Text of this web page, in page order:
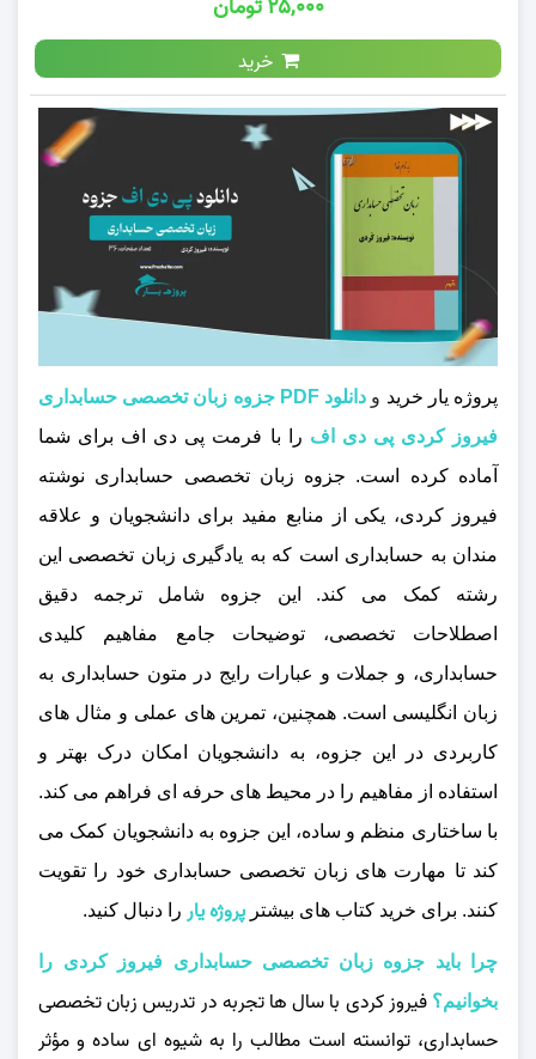
۲۵,۰۰۰ تومان
خرید
پروژه یار خرید و
دانلود PDF جزوه زبان تخصصی حسابداری
فیروز کردی پی دی اف را با فرمت پی دی اف برای شما
آماده کرده است. جزوه زبان تخصصی حسابداری نوشته
فیروز کردی، یکی از منابع مفید برای دانشجویان و علاقه‌
مندان به حسابداری است که به یادگیری زبان تخصصی این
رشته کمک می‌ کند. این جزوه شامل ترجمه دقیق
اصطلاحات تخصصی، توضیحات جامع مفاهیم کلیدی
حسابداری، و جملات و عبارات رایج در متون حسابداری به
زبان انگلیسی است. همچنین، تمرین‌ های عملی و مثال‌ های
کاربردی در این جزوه، به دانشجویان امکان درک بهتر و
استفاده از مفاهیم را در محیط‌ های حرفه‌ ای فراهم می‌ کند.
با ساختاری منظم و ساده، این جزوه به دانشجویان کمک می‌
کند تا مهارت‌ های زبان تخصصی حسابداری خود را تقویت
کنند. برای خرید کتاب های بیشتر پروژه یار را دنبال کنید.
چرا باید جزوه زبان تخصصی حسابداری فیروز کردی را
بخوانیم؟فیروز کردی با سال‌ ها تجربه در تدریس زبان تخصصی
حسابداری، توانسته است مطالب را به شیوه‌ ای ساده و مؤثر